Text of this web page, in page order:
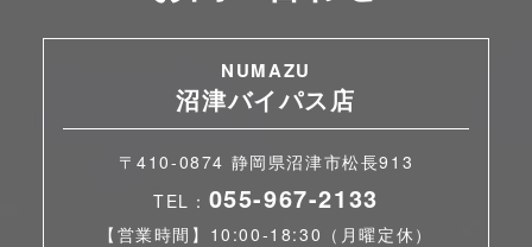
NUMAZU
沼津バイパス店
〒410-0874 静岡県沼津市松長913
TEL： 055-967-2133
【営業時間】10:00-18:30（月曜定休）